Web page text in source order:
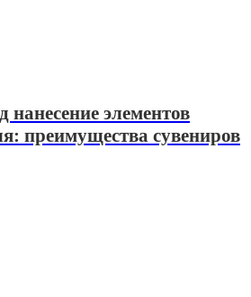
элементов
преимущества сувениров